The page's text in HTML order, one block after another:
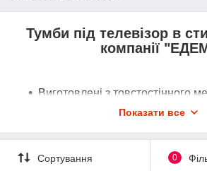
Тумби під телевізор в
компанії
Виготовлені з товстостінного
китайського дротуПоказати все
Сортування 0